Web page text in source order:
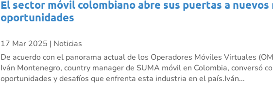
El sector móvil colombiano abre sus puertas a nuevos
oportunidades
17 Mar 2025 | Noticias
De acuerdo con el panorama actual de los Operadores Móviles Virtuales
Iván Montenegro, country manager de SUMA móvil en Colombia, conversó
oportunidades y desafíos que enfrenta esta industria en el país.Iván...